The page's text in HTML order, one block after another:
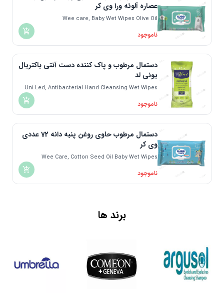
عصاره آلوئه ورا وی کر
Wee care, Baby Wet Wipes Olive Oil
ناموجود
دستمال مرطوب و پاک کننده دست آنتی باکتریال
یونی لد
Uni Led, Antibacterial Hand Cleansing Wet Wipes
ناموجود
دستمال مرطوب حاوی روغن پنبه دانه 72 عددی
وی‌ کر
Wee Care, Cotton Seed Oil Baby Wet Wipes
ناموجود
برند ها